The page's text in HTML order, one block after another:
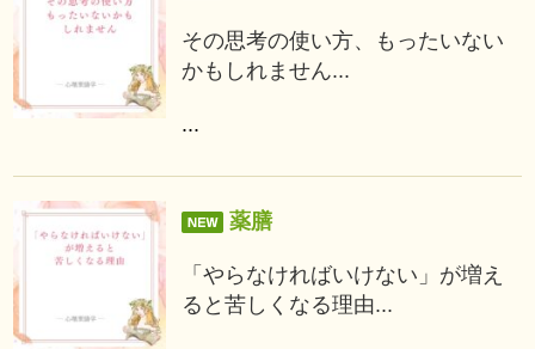
その思考の使い方、もったいない
かもしれません...
...
薬膳
「やらなければいけない」が増え
ると苦しくなる理由...